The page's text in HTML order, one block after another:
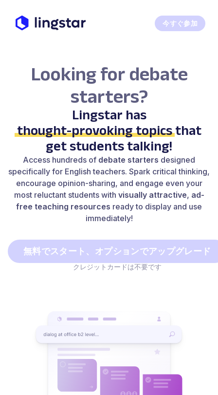
今すぐ参加
Looking for debate
starters?
Lingstar has
thought-provoking topicsthat
get students talking!
Access hundreds of debate starters designed
specifically for English teachers. Spark critical thinking,
encourage opinion-sharing, and engage even your
most reluctant students with visually attractive, ad-
free teaching resources ready to display and use
immediately!
無料でスタート、オプションでアップグレード
クレジットカードは不要です